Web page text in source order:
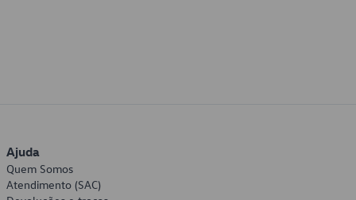
Ajuda
Quem Somos
Atendimento (SAC)